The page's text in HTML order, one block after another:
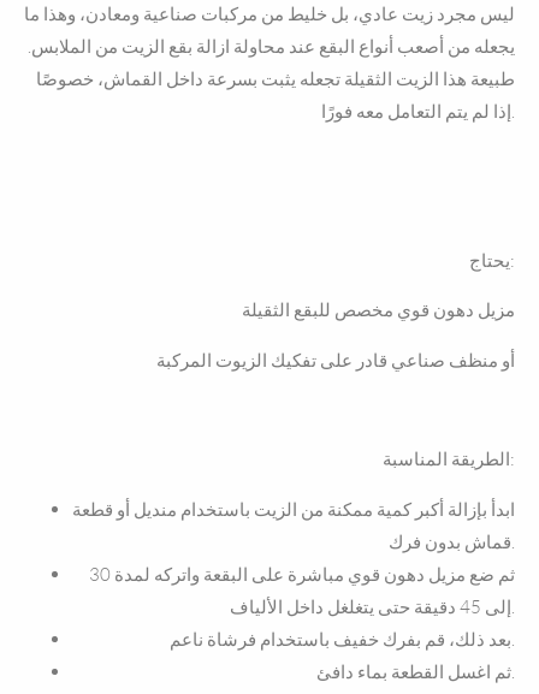
ليس مجرد زيت عادي، بل خليط من مركبات صناعية ومعادن، وهذا ما
يجعله من أصعب أنواع البقع عند محاولة ازالة بقع الزيت من الملابس.
طبيعة هذا الزيت الثقيلة تجعله يثبت بسرعة داخل القماش، خصوصًا
يحتاج:
مزيل دهون قوي مخصص للبقع الثقيلة
أو منظف صناعي قادر على تفكيك الزيوت المركبة
الطريقة المناسبة:
ابدأ بإزالة أكبر كمية ممكنة من الزيت باستخدام منديل أو قطعة
ثم ضع مزيل دهون قوي مباشرة على البقعة واتركه لمدة 30